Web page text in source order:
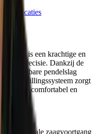
Specificaties
Basic is een krachtige en
en precisie. Dankzij de
pendelslag
anti-trillingssysteem zorgt
zagen comfortabel en
maximale zaagvoortgang